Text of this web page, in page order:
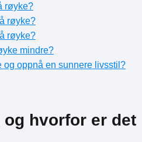
røyke?
røyke?
røyke?
mindre?
og oppnå en sunnere livsstil?
hvorfor er det